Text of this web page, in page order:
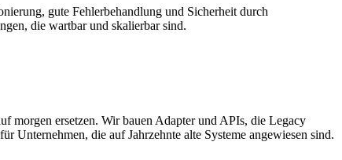
gute Fehlerbehandlung und Sicherheit durch
die wartbar und skalierbar sind.
morgen ersetzen. Wir bauen Adapter und APIs, die Legacy
Unternehmen, die auf Jahrzehnte alte Systeme angewiesen sind.